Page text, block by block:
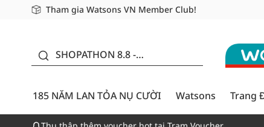
Tham gia Watsons VN Member Club!
Miễn phí giao hàng cho đơn hàng từ 249,000Đ
Giao hàng nhanh 24h - Áp dụng khu vực TP. Hồ Chí
SHOPATHON 8.8 -
CƯỜI - GIẢM ĐẾN
50%
185 NĂM LAN TỎA NỤ CƯỜI
Watsons Trang